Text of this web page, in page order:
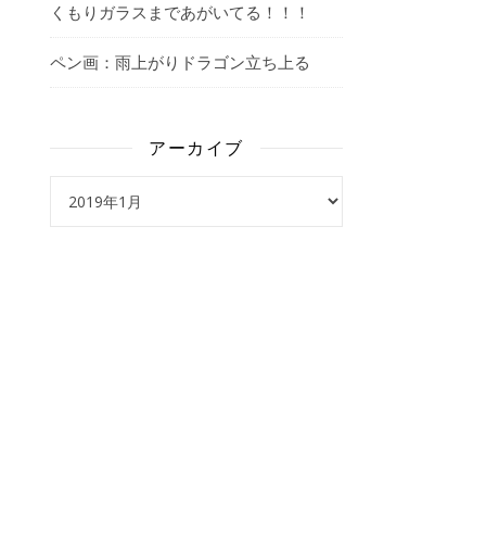
くもりガラスまであがいてる！！！
ペン画：雨上がりドラゴン立ち上る
アーカイブ